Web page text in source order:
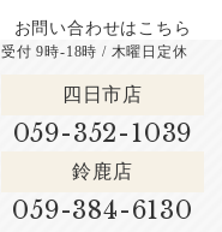
お問い合わせはこちら
四日市店
059-352-1039
鈴鹿店
059-384-6130
受付 9時-18時 / 木曜日定休